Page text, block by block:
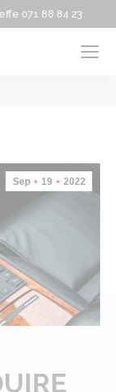
071 88 84 23
Sep 19 2022